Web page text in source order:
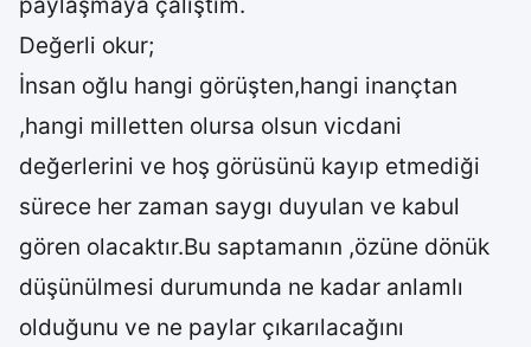
Değerli okur;
İnsan oğlu hangi görüşten,hangi inançtan
,hangi milletten olursa olsun vicdani
değerlerini ve hoş görüsünü kayıp etmediği
sürece her zaman saygı duyulan ve kabul
gören olacaktır.Bu saptamanın ,özüne dönük
düşünülmesi durumunda ne kadar anlamlı
olduğunu ve ne paylar çıkarılacağını